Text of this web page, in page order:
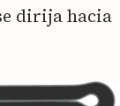
dirija hacia